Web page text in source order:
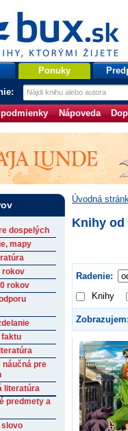
žijete
Ponuky
Nápoveda
Úvodná
Knihy od
Radenie:
Knihy
Zobrazujem:
dospelých
mapy
rokov
rokov
faktu
náučná pre
literatúra
predmety a
slovo